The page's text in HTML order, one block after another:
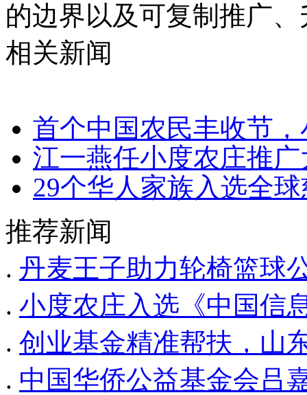
的边界以及可复制推广
相关新闻
首个中国农民丰收节
江一燕任小度农庄推
29个华人家族入选全
推荐新闻
. 丹麦王子助力轮椅篮球
. 小度农庄入选《中国信
. 创业基金精准帮扶，山
. 中国华侨公益基金会吕